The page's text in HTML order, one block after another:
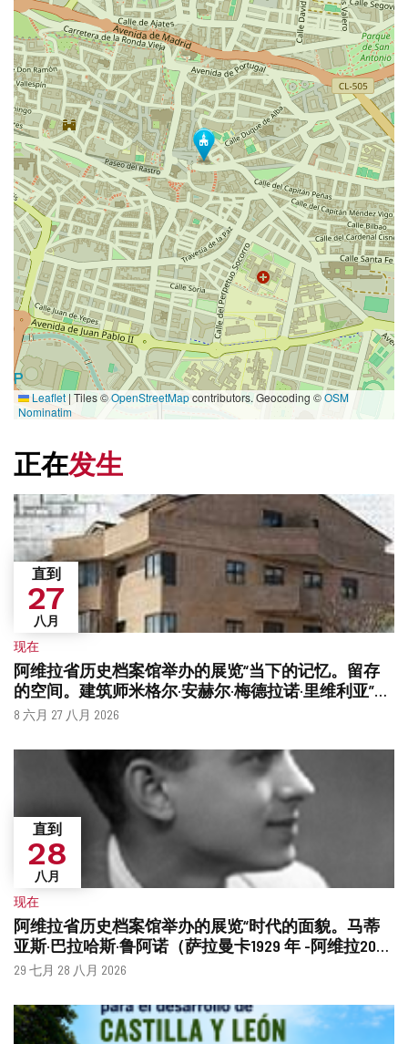
Leaflet | Tiles ©OpenStreetMapcontributors. Geocoding ©OSM
Nominatim
正在发生
阿维拉省历史档案馆举办的展览“当下的记忆。留存
的空间。建筑师米格尔·安赫尔·梅德拉诺·里维利亚”将
进行扩建。
直到
27
八月
什
现在
日
8 六月 27 八月 2026
阿维拉省历史档案馆举办的展览“时代的面貌。马蒂
亚斯·巴拉哈斯·鲁阿诺（萨拉曼卡1929 年 -阿维拉2026
年）”
直到
28
八月
什
候？
现在
日
29 七月 28 八月 2026